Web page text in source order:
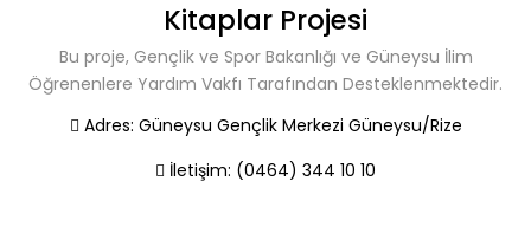
Kitaplar Projesi
Bu proje, Gençlik ve Spor Bakanlığı ve Güneysu İlim
Öğrenenlere Yardım Vakfı Tarafından Desteklenmektedir.
Adres: Güneysu Gençlik Merkezi Güneysu/Rize
İletişim: (0464) 344 10 10
Lost password?